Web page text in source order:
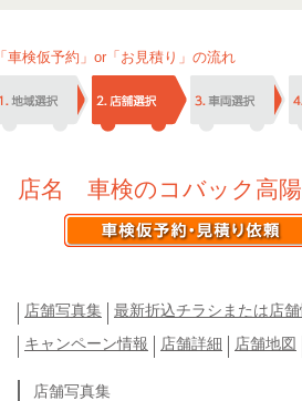
「車検仮予約」or「お見積り」の流れ
店名 車検のコバック高
店舗写真集 最新折込チラシまたは店
キャンペーン情報
店舗詳細 店舗地図
店舗写真集